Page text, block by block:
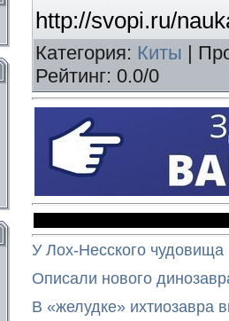
http://svopi.ru/
Категория: Киты
Рейтинг: 0.0/0
У Лох-Несского
Описали нового
В «желудке» ихтиозавра